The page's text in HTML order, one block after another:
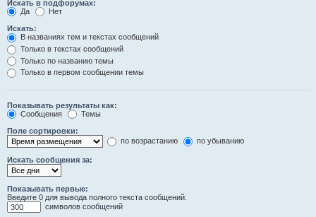
Искать в подфорумах:
Да
Нет
Искать:
В названиях тем и текстах сообщений
Только в текстах сообщений
Только по названию темы
Только в первом сообщении темы
Показывать результаты как:
Сообщения
Темы
Поле сортировки:
по возрастанию
по убыванию
Искать сообщения за:
Показывать первые:
Введите 0 для вывода полного текста сообщений.
символов сообщений